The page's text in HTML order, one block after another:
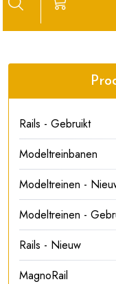
Rails - Gebruikt
Modeltreinbanen
Modeltreinen -
Modeltreinen -
Rails - Nieuw
MagnoRail